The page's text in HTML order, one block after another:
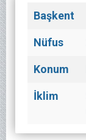
Başkent
Nüfus
Konum
İklim